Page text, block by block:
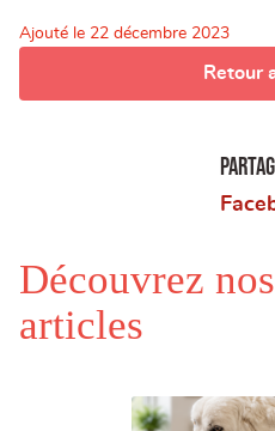
Ajouté le 22 décembre 2023
Retour
Découvrez
articles